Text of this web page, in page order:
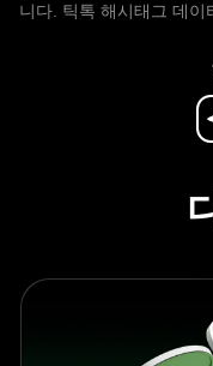
니다. 틱톡 해시태그 데이